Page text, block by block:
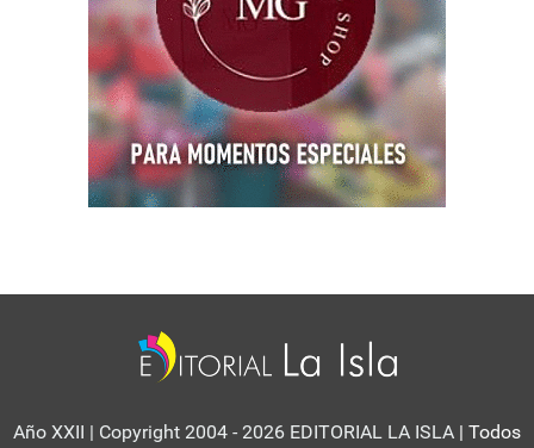
Año XXII | Copyright 2004 - 2026 EDITORIAL LA ISLA | Todos